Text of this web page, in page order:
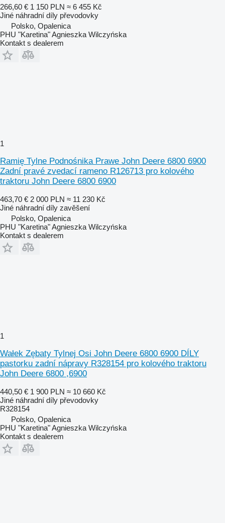
266,60 € 1 150 PLN ≈ 6 455 Kč
Jiné náhradní díly převodovky
Polsko, Opalenica
PHU "Karetina" Agnieszka Wilczyńska
Kontakt s dealerem
1
Ramię Tylne Podnośnika Prawe John Deere 6800 6900
Zadní pravé zvedací rameno R126713 pro kolového
traktoru John Deere 6800 6900
463,70 € 2 000 PLN ≈ 11 230 Kč
Jiné náhradní díly zavěšení
Polsko, Opalenica
PHU "Karetina" Agnieszka Wilczyńska
Kontakt s dealerem
1
Wałek Zębaty Tylnej Osi John Deere 6800 6900 DÍLY
pastorku zadní nápravy R328154 pro kolového traktoru
John Deere 6800 ,6900
440,50 € 1 900 PLN ≈ 10 660 Kč
Jiné náhradní díly převodovky
R328154
Polsko, Opalenica
PHU "Karetina" Agnieszka Wilczyńska
Kontakt s dealerem